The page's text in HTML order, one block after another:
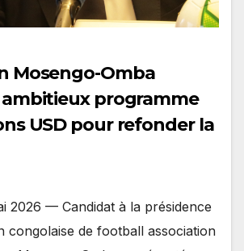
Mosengo-Omba
programme
USD pour refonder la
2026 — Candidat à la présidence
congolaise de football association